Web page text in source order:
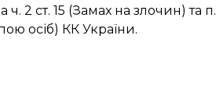
2 ст. 15 (Замах на злочин) та п.
осіб) КК України.